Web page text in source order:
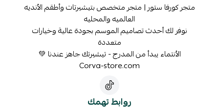
متجر كورفا ستور | متجر متخصص بتيشيرتات وأطقم الأنديه
العالميه والمحليه
نوفر لك أحدث تصاميم الموسم بجودة عالية وخيارات
متعددة
الأنتماء يبدأ من المدرج - تيشيرتك جاهز عندنا 💚
Corva-store.com
روابط تهمك